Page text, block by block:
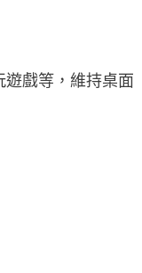
遊戲等，維持桌面